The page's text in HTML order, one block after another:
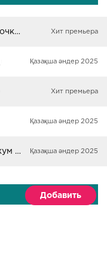
Ислам Итляшев - Опасная девочка, девочка криминал Хит премьера
Қазақша әндер 2025
Хит премьера
Қазақша әндер 2025
Ислам Итляшев - Салам Алейкум Братьям Қазақша әндер 2025
Добавить